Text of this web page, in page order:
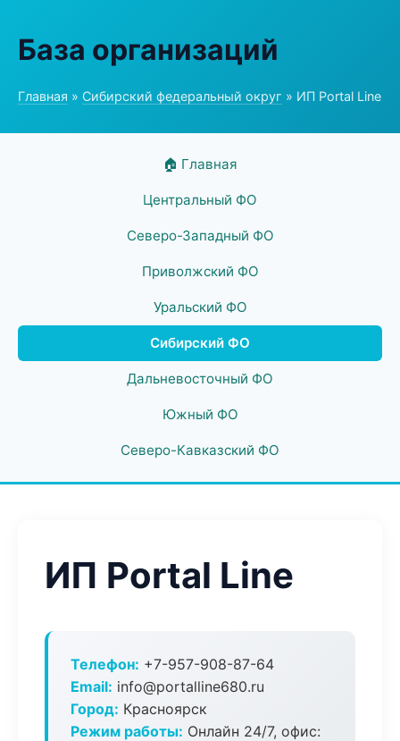
База организаций
Главная » Сибирский федеральный округ » ИП Portal Line
🏠 Главная
Центральный ФО
Северо-Западный ФО
Приволжский ФО
Уральский ФО
Сибирский ФО
Дальневосточный ФО
Южный ФО
Северо-Кавказский ФО
ИП Portal Line
Телефон: +7-957-908-87-64
Email: info@portalline680.ru
Город: Красноярск
Режим работы: Онлайн 24/7, офис: